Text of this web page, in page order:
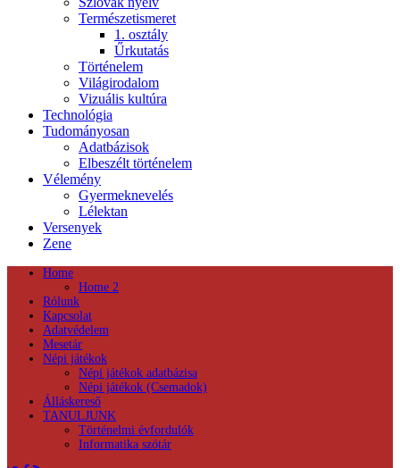
Természetismeret
1. osztály
Űrkutatás
Történelem
Világirodalom
Vizuális kultúra
Technológia
Tudományosan
Adatbázisok
Elbeszélt történelem
Vélemény
Gyermeknevelés
Lélektan
Versenyek
Zene
Home
Home 2
Rólunk
Kapcsolat
Adatvédelem
Mesetár
Népi játékok
Népi játékok adatbázisa
Népi játékok (Csemadok)
Álláskereső
TANULJUNK
Történelmi évfordulók
Informatika szótár